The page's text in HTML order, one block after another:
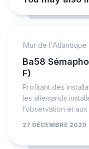
Mur de l'Atlantique
Ba58
F)
Profitant des
les allemands
l’observation et
27 DÉCEMBRE 2020